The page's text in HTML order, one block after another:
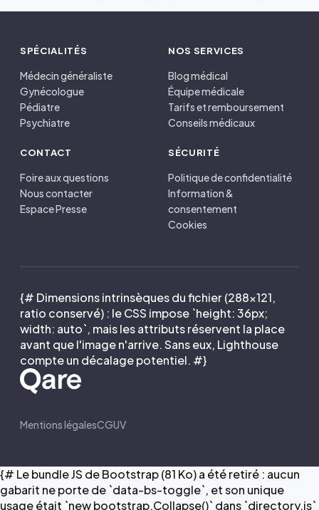
SPÉCIALITÉS
Médecin généraliste
Gynécologue
Pédiatre
Psychiatre
NOS SERVICES
Blog médical
Équipe médicale
Tarifs et remboursement
Conseils médicaux
CONTACT
Foire aux questions
Nous contacter
Espace Presse
SÉCURITÉ
Politique de confidentialité
Information &
consentement
Cookies
{# Dimensions intrinsèques du fichier (288×121,
ratio conservé) : le CSS impose `height: 36px;
width: auto`, mais les attributs réservent la place
avant que l'image n'arrive. Sans eux, Lighthouse
compte un décalage potentiel. #}
Mentions légalesCGUV
{# Le bundle JS de Bootstrap (81 Ko) a été retiré : aucun
gabarit ne porte de `data-bs-toggle`, et son unique
usage était `new bootstrap.Collapse()` dans `directory.js`